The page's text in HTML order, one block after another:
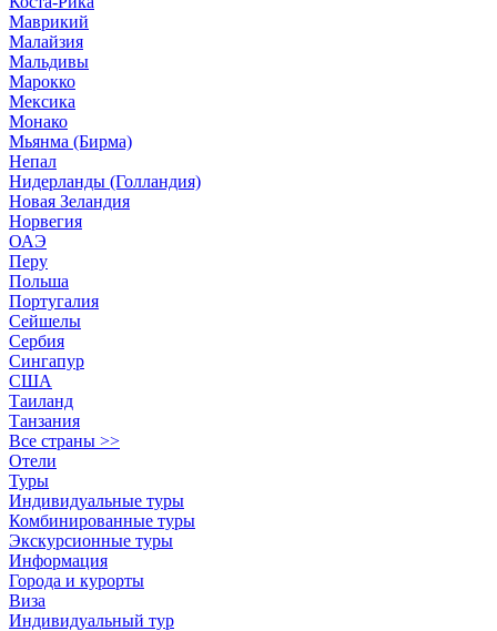
Маврикий
Малайзия
Мальдивы
Марокко
Мексика
Монако
Мьянма (Бирма)
Непал
Нидерланды (Голландия)
Новая Зеландия
Норвегия
ОАЭ
Перу
Польша
Португалия
Сейшелы
Сербия
Сингапур
США
Таиланд
Танзания
Все страны >>
Отели
Туры
Индивидуальные туры
Комбинированные туры
Экскурсионные туры
Информация
Города и курорты
Виза
Индивидуальный тур